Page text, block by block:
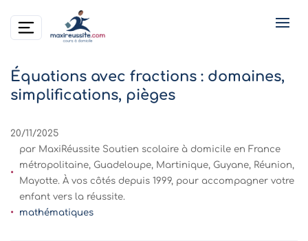
Équations avec fractions : domaines,
simplifications, pièges
20/11/2025
par MaxiRéussite Soutien scolaire à domicile en France
métropolitaine, Guadeloupe, Martinique, Guyane, Réunion,
Mayotte. À vos côtés depuis 1999, pour accompagner votre
enfant vers la réussite.
mathématiques